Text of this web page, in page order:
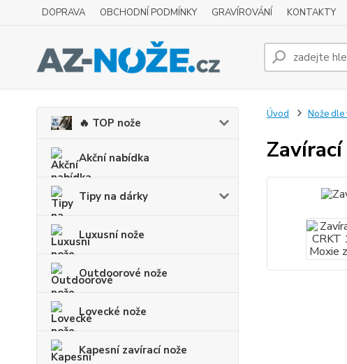
DOPRAVA OBCHODNÍ PODMÍNKY GRAVÍROVÁNÍ KONTAKTY
🔥 TOP nože
Akční nabídka
Tipy na dárky
Luxusní nože
Outdoorové nože
Lovecké nože
Kapesní zavírací nože
Úvod Nože